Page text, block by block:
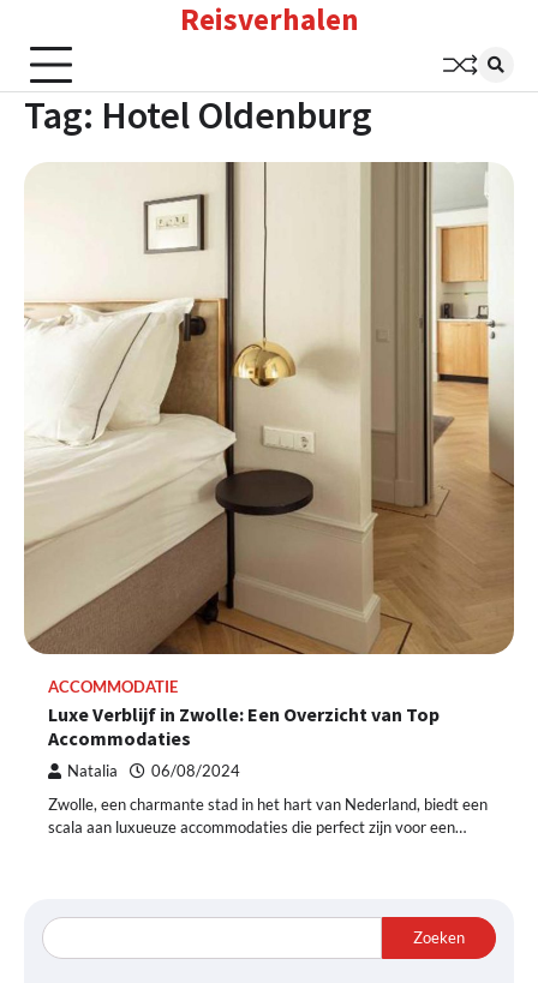
content
Reisverhalen
Tag: Hotel Oldenburg
ACCOMMODATIE
Luxe Verblijf in Zwolle: Een Overzicht van Top
Accommodaties
Natalia 06/08/2024
Zwolle, een charmante stad in het hart van Nederland, biedt een
scala aan luxueuze accommodaties die perfect zijn voor een…
Zoeken